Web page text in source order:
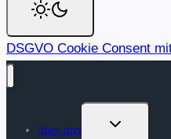
DSGVO Cookie Consent
über uns
Untermenü